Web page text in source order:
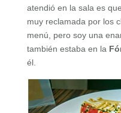
atendió en la sala es
muy reclamada por los
menú, pero soy una
también estaba en la
él.